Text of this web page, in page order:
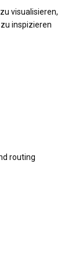
visualisieren,
inspizieren
routing